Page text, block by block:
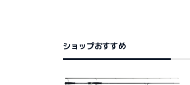
ショップおすすめ